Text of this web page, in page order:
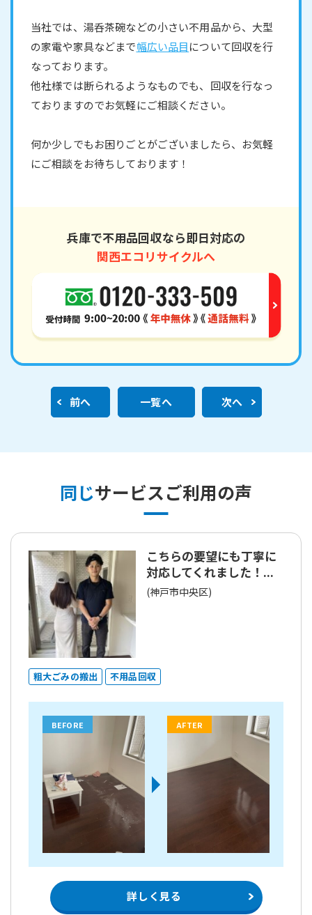
当社では、湯呑茶碗などの小さい不用品から、大型
の家電や家具などまで幅広い品目について回収を行
なっております。
他社様では断られるようなものでも、回収を行なっ
ておりますのでお気軽にご相談ください。
何か少しでもお困りごとがございましたら、お気軽
にご相談をお待ちしております！
兵庫で不用品回収なら即日対応の
関西エコリサイクルへ
前へ 一覧へ 次へ
同じサービスご利用の声
こちらの要望にも丁寧に
対応してくれました！...
(神戸市中央区)
粗大ごみの搬出 不用品回収
BEFORE AFTER
詳しく見る